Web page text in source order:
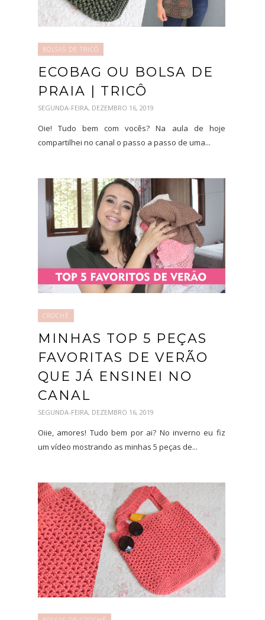
BOLSAS DE TRICÔ
ECOBAG OU BOLSA DE
PRAIA | TRICÔ
SEGUNDA-FEIRA, DEZEMBRO 16, 2019
Oie! Tudo bem com vocês? Na aula de hoje
compartilhei no canal o passo a passo de uma...
CROCHÊ
MINHAS TOP 5 PEÇAS
FAVORITAS DE VERÃO
QUE JÁ ENSINEI NO
CANAL
SEGUNDA-FEIRA, DEZEMBRO 16, 2019
Oiie, amores! Tudo bem por ai? No inverno eu fiz
um vídeo mostrando as minhas 5 peças de...